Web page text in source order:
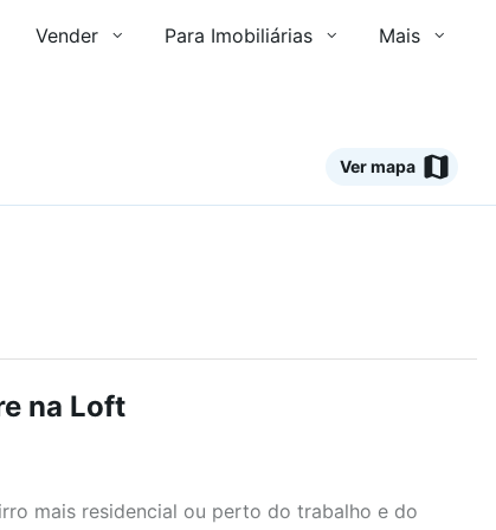
Vender Para Imobiliárias Mais
Ver mapa
na Loft
mais residencial ou perto do trabalho e do